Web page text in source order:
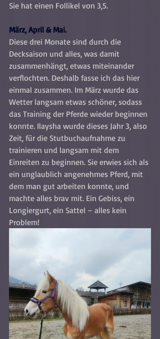
Sie hat einen Follikel von 3,5.
März, April & Mai.
Diese drei Monate sind durch die
Decksaison und alles, was damit
zusammenhängt, etwas miteinander
verflochten. Deshalb fasse ich das hier
einmal zusammen. Im März wurde das
Wetter langsam etwas schöner, sodass
das Training der Pferde wieder beginnen
konnte. Ilaysha wurde dieses Jahr 3, also
Zeit, für die Stutbuchaufnahme zu
trainieren und langsam mit dem
Einreiten zu beginnen. Sie erwies sich als
ein unglaublich angenehmes Pferd, mit
dem man gut arbeiten konnte, und
machte alles brav mit. Ein Gebiss, ein
Longiergurt, ein Sattel – alles kein
Problem!